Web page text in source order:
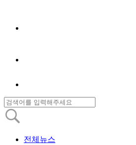
전체뉴스